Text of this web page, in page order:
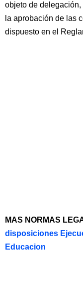
objeto de
la aprobación de las
dispuesto en el
MAS NORMAS
disposiciones
Educacion